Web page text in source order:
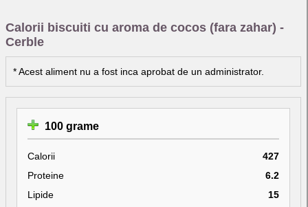
Calorii biscuiti cu aroma de cocos (fara zahar) -
Cerble
* Acest aliment nu a fost inca aprobat de un administrator.
100 grame
Calorii
427
Proteine
6.2
Lipide
15